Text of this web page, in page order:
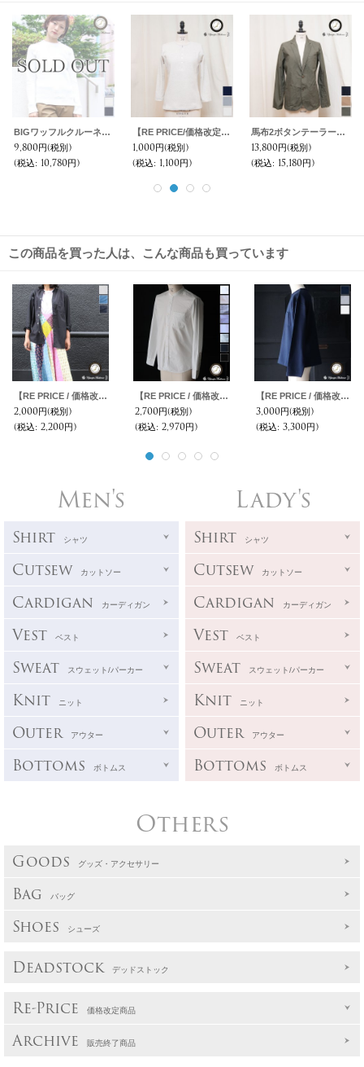
ミラノリブ2ボタンテーラードジャケット [Lady's] 【送料無料】 / Upscape Audience
12,800円(税別)
(税込: 14,080円)
ヘビーオックスミリタリートレンチコート[Lady's] 【MADE IN JAPAN】『日本製』【送料無料】/ Upscape Audience
15,800円(税別)
(税込: 17,380円)
ペインターバックルブレスレット / Pieroglyph
1,500円(税別)
(税込: 1,650円)
この商品を買った人は、こんな商品も買っています
【RE PRICE / 価格改定】タイプライターVネックバンドカラー長袖_Shirts【MADE IN JAPAN】『日本製』/ Upscape Audience
2,000円(税別)
(税込: 2,200円)
【RE PRICE / 価格改定】バンドカラー長袖シャツ【MADE IN JAPAN】『日本製』/ Upscape Audience
2,700円(税別)
(税込: 2,970円)
【RE PRICE / 価格改定】セーターライク天竺ドロップショルダーポケット付き長袖カットソー【MADE IN JAPAN】『日本製』/ Upscape Audience
3,000円(税別)
(税込: 3,300円)
Men's
Shirt シャツ
Cutsew カットソー
Cardigan カーディガン
Vest ベスト
Sweat スウェット/パーカー
Knit ニット
Outer アウター
Bottoms ボトムス
Lady's
Shirt シャツ
Cutsew カットソー
Cardigan カーディガン
Vest ベスト
Sweat スウェット/パーカー
Knit ニット
Outer アウター
Bottoms ボトムス
Others
Goods グッズ・アクセサリー
Bag バッグ
Shoes シューズ
Deadstock デッドストック
Re-Price 価格改定商品
Archive 販売終了商品